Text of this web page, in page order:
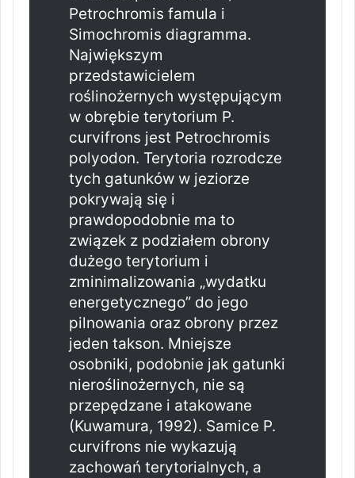
Petrochromis famula i
Simochromis diagramma.
Największym
przedstawicielem
roślinożernych występującym
w obrębie terytorium P.
curvifrons jest Petrochromis
polyodon. Terytoria rozrodcze
tych gatunków w jeziorze
pokrywają się i
prawdopodobnie ma to
związek z podziałem obrony
dużego terytorium i
zminimalizowania „wydatku
energetycznego” do jego
pilnowania oraz obrony przez
jeden takson. Mniejsze
osobniki, podobnie jak gatunki
nieroślinożernych, nie są
przepędzane i atakowane
(Kuwamura, 1992). Samice P.
curvifrons nie wykazują
zachowań terytorialnych, a